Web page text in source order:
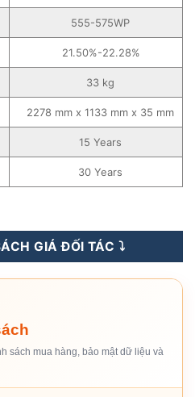
555-575WP
21.50%-22.28%
33 kg
2278 mm x 1133 mm x 35 mm
15 Years
30 Years
AE Solar 555-575WP -
GIÁ ĐỐI TÁC ⤵️
sách mua hàng, bảo mật dữ liệu và